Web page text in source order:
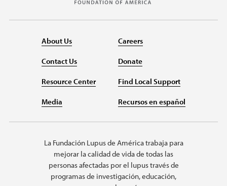
About Us
Contact Us
Resource Center
Media
Careers
Donate
Find Local Support
Recursos en español
La Fundación Lupus de América trabaja para
mejorar la calidad de vida de todas las
personas afectadas por el lupus través de
programas de investigación, educación,